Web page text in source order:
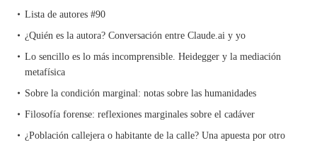
Lista de autores #90
¿Quién es la autora? Conversación entre Claude.ai y yo
Lo sencillo es lo más incomprensible. Heidegger y la mediación
metafísica
Sobre la condición marginal: notas sobre las humanidades
Filosofía forense: reflexiones marginales sobre el cadáver
¿Población callejera o habitante de la calle? Una apuesta por otro